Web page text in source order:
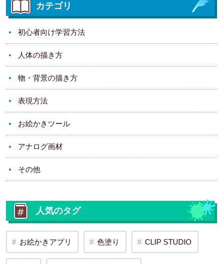
カテゴリ
初心者向け学習方法
人体の描き方
物・背景の描き方
表現方法
お絵かきツール
アナログ画材
その他
人気のタグ
お絵かきアプリ 色塗り CLIP STUDIO